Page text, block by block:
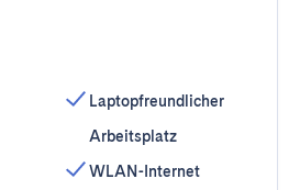
Laptopfreundlicher
Arbeitsplatz
WLAN-Internet